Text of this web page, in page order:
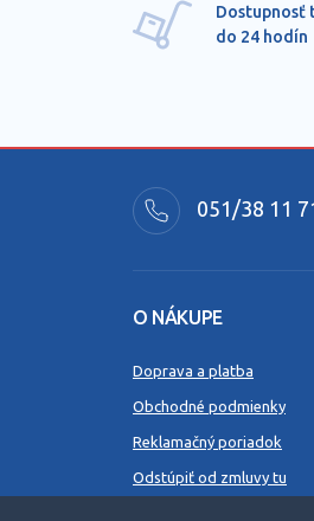
Dostupnosť
do 24 hodín
051/38 11
O NÁKUPE
Doprava a platba
Obchodné podmienky
Reklamačný poriadok
Odstúpiť od zmluvy tu